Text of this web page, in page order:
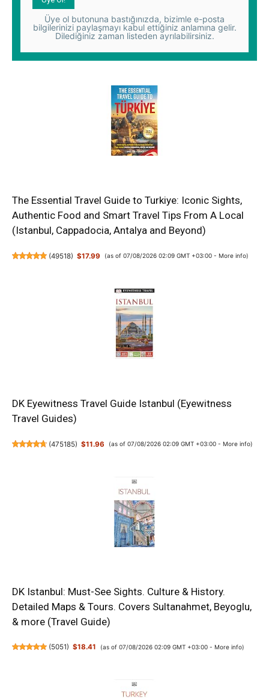
Üye ol butonuna bastığınızda, bizimle e-posta
bilgilerinizi paylaşmayı kabul ettiğiniz anlamına gelir.
Dilediğiniz zaman listeden ayrılabilirsiniz.
The Essential Travel Guide to Turkiye: Iconic Sights,
Authentic Food and Smart Travel Tips From A Local
(Istanbul, Cappadocia, Antalya and Beyond)
(49518) $17.99 (as of 07/08/2026 02:09 GMT +03:00 - More info)
DK Eyewitness Travel Guide Istanbul (Eyewitness
Travel Guides)
(475185) $11.96 (as of 07/08/2026 02:09 GMT +03:00 - More info)
DK Istanbul: Must-See Sights. Culture & History.
Detailed Maps & Tours. Covers Sultanahmet, Beyoglu,
& more (Travel Guide)
(5051) $18.41 (as of 07/08/2026 02:09 GMT +03:00 - More info)